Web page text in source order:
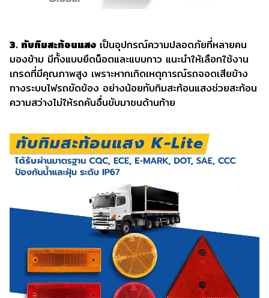
3. ทับทิมสะท้อนแสง เป็นอุปกรณ์ความปลอดภัยที่หลายคน
มองข้าม มีทั้งแบบยึดน็อตและแบบกาว แนะนำให้เลือกใช้งาน
เกรดที่มีคุณภาพสูง เพราะหากเกิดเหตุการณ์รถจอดเสียข้าง
ทางระบบไฟรถขัดข้อง อย่างน้อยทับทิมสะท้อนแสงช่วยสะท้อน
ความสว่างไม่ให้รถคันอื่นขับมาชนด้านท้าย